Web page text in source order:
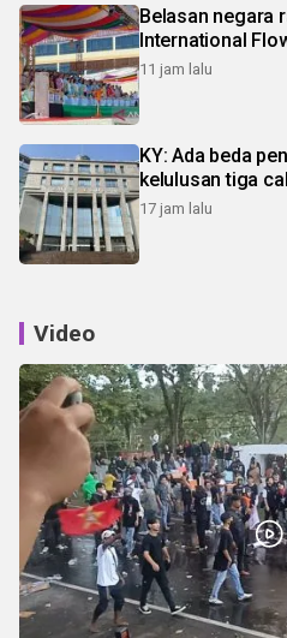
Belasan negara
International
11 jam lalu
KY: Ada beda
kelulusan tiga
17 jam lalu
Video